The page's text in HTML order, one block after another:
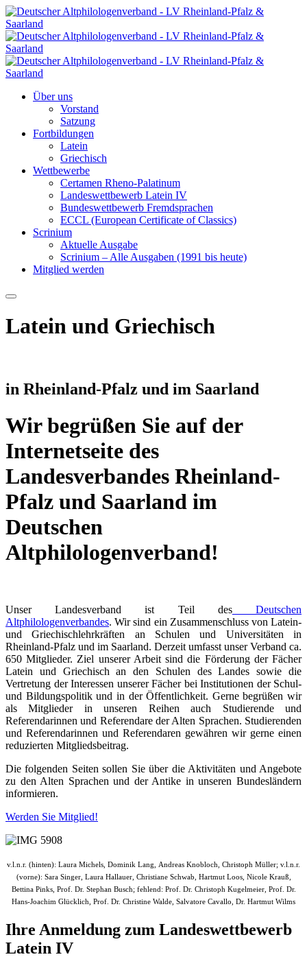
Über uns
Vorstand
Satzung
Fortbildungen
Latein
Griechisch
Wettbewerbe
Certamen Rheno-Palatinum
Landeswettbewerb Latein IV
Bundeswettbewerb Fremdsprachen
ECCL (European Certificate of Classics)
Scrinium
Aktuelle Ausgabe
Scrinium – Alle Ausgaben (1991 bis heute)
Mitglied werden
Latein und Griechisch
in Rheinland-Pfalz und im Saarland
Wir begrüßen Sie auf der
Internetseite des
Landesverbandes Rheinland-
Pfalz und Saarland im
Deutschen
Altphilologenverband!
Unser Landesverband ist Teil desDeutschen
Altphilologenverbandes. Wir sind ein Zusammenschluss von Latein-
und Griechischlehrkräften an Schulen und Universitäten in
Rheinland-Pfalz und im Saarland. Derzeit umfasst unser Verband ca.
650 Mitglieder. Ziel unserer Arbeit sind die Förderung der Fächer
Latein und Griechisch an den Schulen des Landes sowie die
Vertretung der Interessen unserer Fächer bei Institutionen der Schul-
und Bildungspolitik und in der Öffentlichkeit. Gerne begrüßen wir
als Mitglieder in unseren Reihen auch Studierende und
Referendarinnen und Referendare der Alten Sprachen. Studierenden
und Referendarinnen und Referendaren gewähren wir gerne einen
reduzierten Mitgliedsbeitrag.
Die folgenden Seiten sollen Sie über die Aktivitäten und Angebote
zu den Alten Sprachen und der Antike in unseren Bundesländern
informieren.
Werden Sie Mitglied!
v.l.n.r. (hinten): Laura Michels, Dominik Lang, Andreas Knobloch, Christoph Müller; v.l.n.r.
(vorne): Sara Singer, Laura Hallauer, Christiane Schwab, Hartmut Loos, Nicole Krauß,
Bettina Pinks, Prof. Dr. Stephan Busch; fehlend: Prof. Dr. Christoph Kugelmeier, Prof. Dr.
Hans-Joachim Glücklich,
Prof. Dr. Christine Walde, Salvatore Cavallo, Dr. Hartmut Wilms
Ihre Anmeldung zum Landeswettbewerb
Latein IV